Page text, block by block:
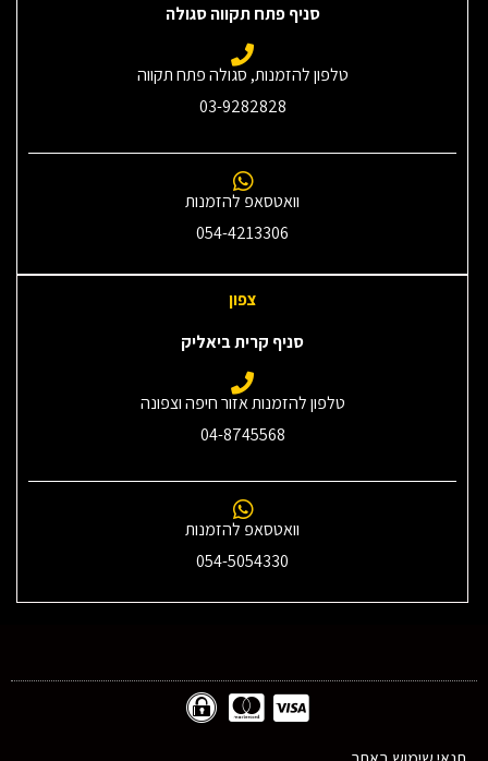
סניף פתח תקווה סגולה
טלפון להזמנות, סגולה פתח תקווה
03-9282828
וואטסאפ להזמנות
054-4213306
צפון
סניף קרית ביאליק
טלפון להזמנות אזור חיפה וצפונה
04-8745568
וואטסאפ להזמנות
054-5054330